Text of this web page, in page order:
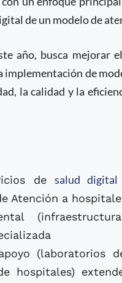
de un modelo de
año, busca mejorar
implementación de
la calidad y la
desalud digital
Atención a
(laboratorios
hospitales)